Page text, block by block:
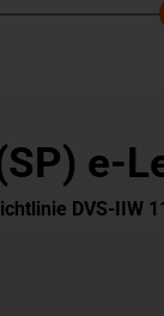
e-
DVS-IIW